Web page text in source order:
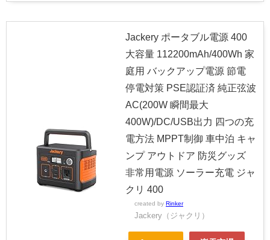
Jackery ポータブル電源 400
大容量 112200mAh/400Wh 家
庭用 バックアップ電源 節電
停電対策 PSE認証済 純正弦波
AC(200W 瞬間最大
400W)/DC/USB出力 四つの充
電方法 MPPT制御 車中泊 キャ
ンプ アウトドア 防災グッズ
非常用電源 ソーラー充電 ジャ
クリ 400
created by Rinker
Jackery（ジャクリ）